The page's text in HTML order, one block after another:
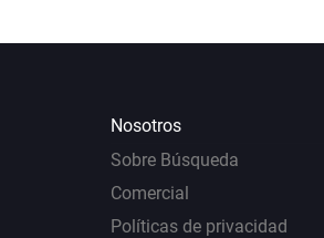
Nosotros
Sobre Búsqueda
Comercial
Políticas de privacidad